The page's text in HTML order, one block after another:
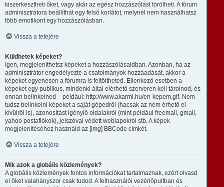
kiszerkesztheti őket, vagy akár az egész hozzászólást törölheti. A fórum
adminisztrátora beállíthat egy felső korlátot, melynél nem használhatsz
több emotikont egy hozzászólásban.
Vissza a tetejére
Küldhetek képeket?
Igen, megjeleníthetsz képeket a hozzászólásaidban. Azonban, ha az
adminisztrátor engedélyezte a csatolmányok hozzáadását, akkor a
képeket egyenesen a fórumra is feltöltheted. Ellenkező esetben a
képeket egy publikus, mindenki által elérhető szerveren kell tárolnod, és
onnan belinkelned – például: http://www.akarmi.hu/en-kepem.gif. Nem
tudsz belinkelni képeket a saját gépedről (hacsak az nem érhető el
kívülről is), azonosítást igénylő oldalakról (mint például freemail, gmail,
yahoo postafiókok), jelszóval védett weblapokról stb. A képek
megjelenítéséhez használd az [img] BBCode címkét.
Vissza a tetejére
Mik azok a globális közlemények?
A globális közlemények fontos információkat tartalmaznak, ezért olvasd
el őket valahányszor csak tudod. A felhasználói vezérlőpultban és